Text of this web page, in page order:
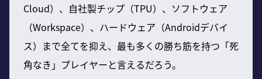
Cloud）、自社製チップ（TPU）、ソフトウェア
（Workspace）、ハードウェア（Androidデバイ
ス）まで全てを抑え、最も多くの勝ち筋を持つ「死
角なき」プレイヤーと言えるだろう。